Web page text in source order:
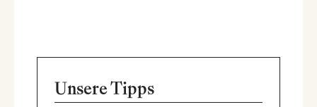
Unsere Tipps